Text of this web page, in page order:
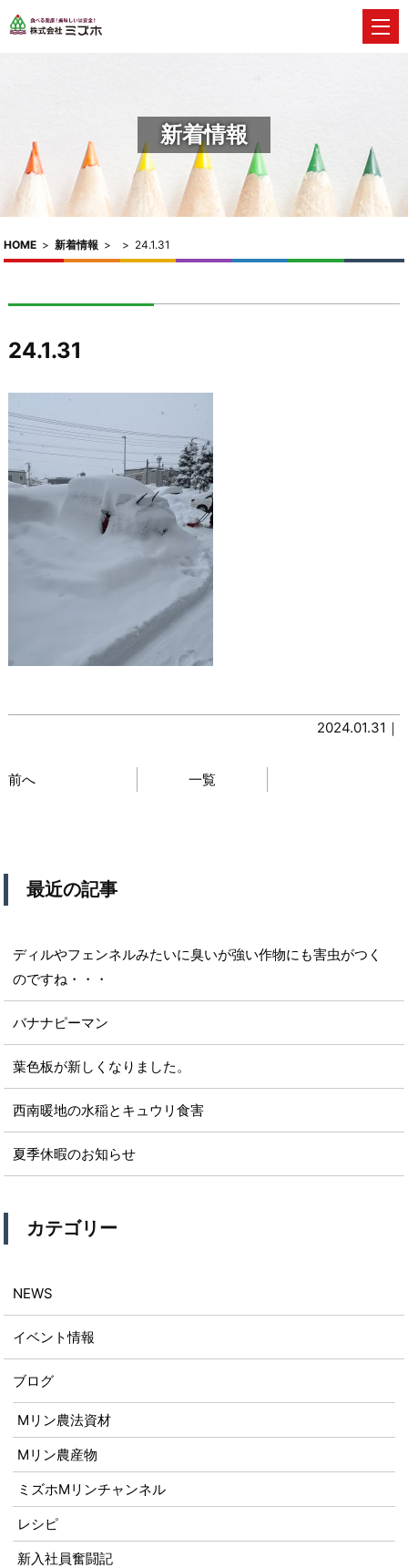
新着情報
HOME > 新着情報 > > 24.1.31
24.1.31
2024.01.31｜
前へ 一覧
最近の記事
ディルやフェンネルみたいに臭いが強い作物にも害虫がつく
のですね・・・
バナナピーマン
葉色板が新しくなりました。
西南暖地の水稲とキュウリ食害
夏季休暇のお知らせ
カテゴリー
NEWS
イベント情報
ブログ
Mリン農法資材
Mリン農産物
ミズホMリンチャンネル
レシピ
新入社員奮闘記